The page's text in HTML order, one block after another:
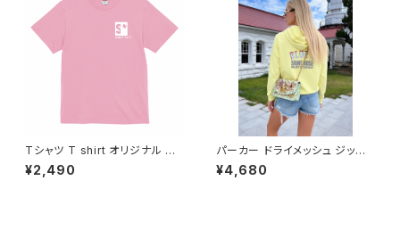
kari American casual 2本線
carryon
saritikari ロゴT
Tシャツ T shirt オリジナル デ
ザイン アート スタッフ バイク レ
ディース メンズ おしゃれ ワンオ
¥2,490
パーカー ドライメッシュ ジップ
パーカー オリジナル デザイン
アメリカンスタイル アメカジ バ
¥4,680